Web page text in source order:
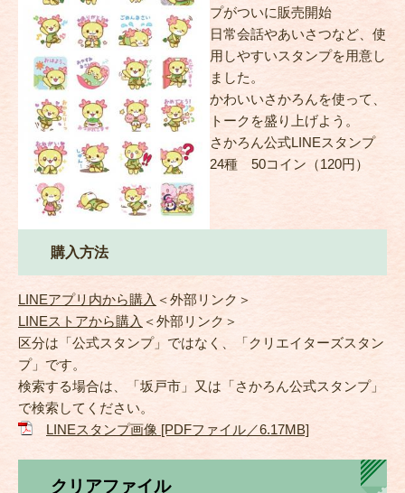
プがついに販売開始
日常会話やあいさつなど、使
用しやすいスタンプを用意し
ました。
かわいいさかろんを使って、
トークを盛り上げよう。
さかろん公式LINEスタンプ
24種 50コイン（120円）
購入方法
LINEアプリ内から購入 ＜外部リンク＞
LINEストアから購入 ＜外部リンク＞
区分は「公式スタンプ」ではなく、「クリエイターズスタン
プ」です。
検索する場合は、「坂戸市」又は「さかろん公式スタンプ」
で検索してください。
LINEスタンプ画像 [PDFファイル／6.17MB]
クリアファイル